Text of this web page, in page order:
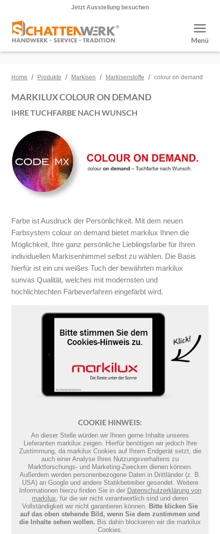
Jetzt Ausstellung besuchen
Menü
Home / Produkte / Markisen / Markisenstoffe / colour on demand
MARKILUX COLOUR ON DEMAND
IHRE TUCHFARBE NACH WUNSCH
Farbe ist Ausdruck der Persönlichkeit. Mit dem neuen
Farbsystem colour on demand bietet markilux Ihnen die
Möglichkeit, Ihre ganz persönliche Lieblingsfarbe für Ihren
individuellen Markisenhimmel selbst zu wählen. Die Basis
hierfür ist ein uni weißes Tuch der bewährten markilux
sunvas Qualität, welches mit modernsten und
hochlichtechten Färbeverfahren eingefärbt wird.
COOKIE HINWEIS:
An dieser Stelle würden wir Ihnen gerne Inhalte unseres
Lieferanten markilux zeigen. Hierfür benötigen wir jedoch Ihre
Zustimmung, da markilux Cookies auf Ihrem Endgerät setzt, die
auch einer Analyse Ihres Nutzungsverhaltens zu
Marktforschungs- und Marketing-Zwecken dienen können.
Außerdem werden personenbezogene Daten in Drittländer (z. B.
USA) an Google und andere Statikbetreiber gesendet. Weitere
Informationen hierzu finden Sie in der Datenschutzerklärung von
markilux , für die wir nicht verantwortlich sind und deren
Vollständigkeit wir nicht garantieren können. Bitte klicken Sie
auf das oben stehende Bild, wenn Sie dem zustimmen und
die Inhalte sehen wollen. Bis dahin blockieren wir die markilux
Cookies.